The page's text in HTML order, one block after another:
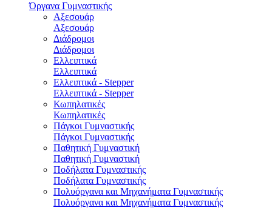
Όργανα Γυμναστικής
Αξεσουάρ
Αξεσουάρ
Διάδρομοι
Διάδρομοι
Ελλειπτικά
Ελλειπτικά
Ελλειπτικά - Stepper
Ελλειπτικά - Stepper
Κωπηλατικές
Κωπηλατικές
Πάγκοι Γυμναστικής
Πάγκοι Γυμναστικής
Παθητική Γυμναστική
Παθητική Γυμναστική
Ποδήλατα Γυμναστικής
Ποδήλατα Γυμναστικής
Πολυόργανα και Μηχανήματα Γυμναστικής
Πολυόργανα και Μηχανήματα Γυμναστικής